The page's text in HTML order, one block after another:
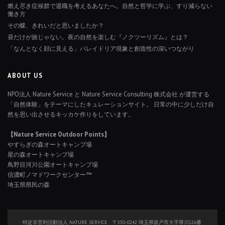
燃え尽き症候群で退職を考えるあなたへ。自然と哲学に学ぶ、すり減らない
働き方
その蝶、きれいだと思いましたか？
昼だけが旅じゃない。夜の自然を楽しむ『ノクツーリズム』とは？
「なんとなく顔に見える」パレイドリア現象と創造性の深いつながり
ABOUT US
NPO法人 Nature Service と Nature Service Consulting 株式会社 が運営する
「自然体験」をテーマにしたキュレーションサイト。 日常の中に少しだけ自
然を思い出させるキッカケ作りをしています。
【Nature Service Outdoor Points】
やすらぎの森オートキャンプ場
星の森オートキャンプ場
鳥野目河川公園オートキャンプ場
信濃町ノマドワークセンター™
埼玉県県民の森
特定非営利活動法人 NATURE SERVICE 〒350-0242 埼玉県坂戸市大字厚川126番